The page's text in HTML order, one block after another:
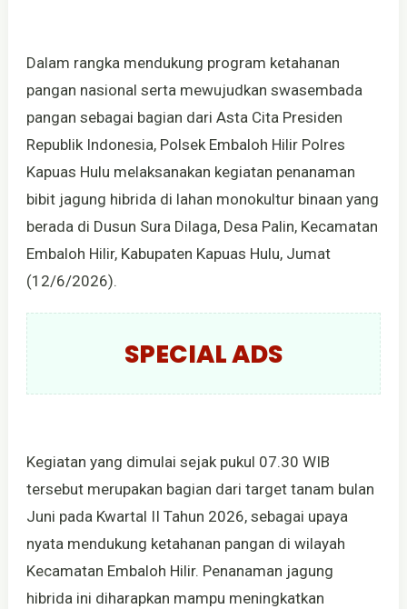
Dalam rangka mendukung program ketahanan
pangan nasional serta mewujudkan swasembada
pangan sebagai bagian dari Asta Cita Presiden
Republik Indonesia, Polsek Embaloh Hilir Polres
Kapuas Hulu melaksanakan kegiatan penanaman
bibit jagung hibrida di lahan monokultur binaan yang
berada di Dusun Sura Dilaga, Desa Palin, Kecamatan
Embaloh Hilir, Kabupaten Kapuas Hulu, Jumat
(12/6/2026).
SPECIAL ADS
Kegiatan yang dimulai sejak pukul 07.30 WIB
tersebut merupakan bagian dari target tanam bulan
Juni pada Kwartal II Tahun 2026, sebagai upaya
nyata mendukung ketahanan pangan di wilayah
Kecamatan Embaloh Hilir. Penanaman jagung
hibrida ini diharapkan mampu meningkatkan